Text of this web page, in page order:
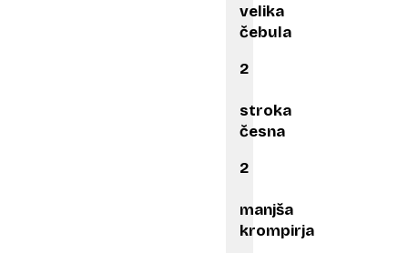
velika
čebula
2
stroka
česna
2
manjša
krompirja